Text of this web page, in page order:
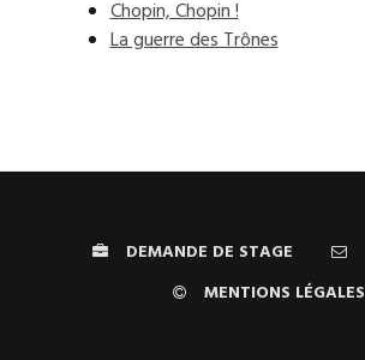
Chopin, Chopin !
La guerre des Trônes
DEMANDE DE STAGE
MENTIONS LÉGALES